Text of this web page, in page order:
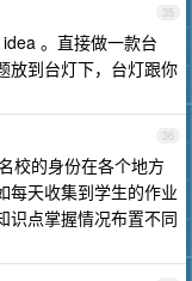
35
。直接做一款台
放到台灯下，台灯跟你
36
校的身份在各个地方
每天收集到学生的作业
识点掌握情况布置不同